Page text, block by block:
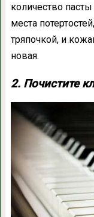
количество
места
тряпочкой, и
новая.
2. Почистите